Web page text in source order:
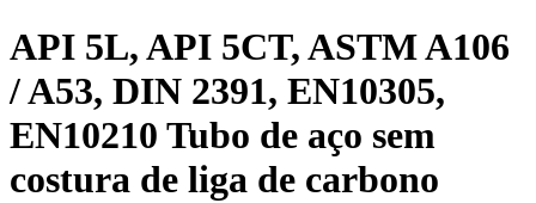
API 5L, API 5CT, ASTM A106
/ A53, DIN 2391, EN10305,
EN10210 Tubo de aço sem
costura de liga de carbono